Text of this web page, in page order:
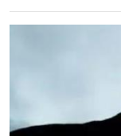
恢复正常生活的过